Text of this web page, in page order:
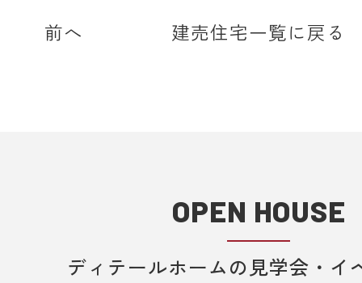
で配信しております。該当のドメイ
1. 当フォームからご予約いただきま
3. 弊社のアンケートにご記入いただ
前へ 建売住宅一覧に戻る
OPEN HOUSE
ディテールホームの見学会・イ